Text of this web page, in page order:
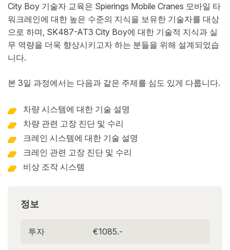
My Spierings
쿠키 정책
General terms and conditions
일반 약관
City Boy 기술자 교육은 Spierings Mobile Cranes 모바일 타
워크레인에 대한 높은 수준의 지식을 보유한 기술자를 대상
으로 하며, SK487-AT3 City Boy에 대한 기술적 지식과 실
무 역량을 더욱 향상시키고자 하는 분들을 위해 설계되었습
니다.
본 3일 과정에서는 다음과 같은 주제를 심도 있게 다룹니다.
차량 시스템에 대한 기술 설명
차량 관련 고장 진단 및 수리
크레인 시스템에 대한 기술 설명
크레인 관련 고장 진단 및 수리
비상 조작 시스템
정보
투자 €1085.-